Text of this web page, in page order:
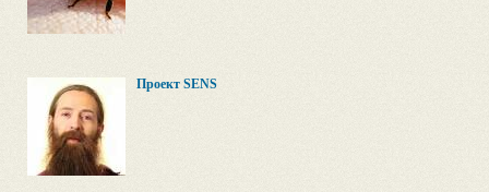
Проект SENS